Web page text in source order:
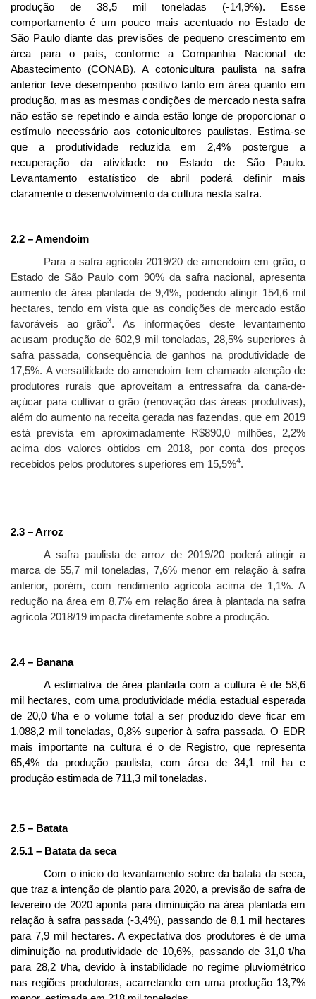
produção de 38,5 mil toneladas (-14,9%). Esse
comportamento é um pouco mais acentuado no Estado de
São Paulo diante das previsões de pequeno crescimento em
área para o país, conforme a Companhia Nacional de
Abastecimento (CONAB). A cotonicultura paulista na safra
anterior teve desempenho positivo tanto em área quanto em
produção, mas as mesmas condições de mercado nesta safra
não estão se repetindo e ainda estão longe de proporcionar o
estímulo necessário aos cotonicultores paulistas. Estima-se
quea produtividade reduzida em 2,4% postergue a
recuperação da atividade no Estado de São Paulo.
Levantamento estatístico de abril poderá definir mais
claramente o desenvolvimento da cultura nesta safra.
2.2 – Amendoim
Para a safra agrícola 2019/20 de amendoim em grão, o
Estado de São Paulo com 90% da safra nacional, apresenta
aumento de área plantada de 9,4%, podendo atingir 154,6 mil
hectares, tendo em vista que as condições de mercado estão
favoráveis ao grão3. As informações deste levantamento
acusam produção de 602,9 mil toneladas, 28,5% superiores à
safra passada, consequência de ganhos na produtividade de
17,5%. A versatilidade do amendoim tem chamado atenção de
produtores rurais que aproveitam a entressafra da cana-de-
açúcar para cultivar o grão (renovação das áreas produtivas),
além do aumento na receita gerada nas fazendas, que em 2019
está prevista em aproximadamente R$890,0 milhões, 2,2%
acima dos valores obtidos em 2018, por conta dos preços
recebidos pelos produtores superiores em 15,5%4.
2.3 – Arroz
A safra paulista de arroz de 2019/20 poderá atingir a
marca de 55,7 mil toneladas, 7,6% menor em relação à safra
anterior, porém, com rendimento agrícola acima de 1,1%. A
redução na área em 8,7% em relação área à plantada na safra
agrícola 2018/19 impacta diretamente sobre a produção.
2.4 – Banana
A estimativa de área plantada com a cultura é de 58,6
mil hectares, com uma produtividade média estadual esperada
de 20,0 t/ha e o volume total a ser produzido deve ficar em
1.088,2 mil toneladas, 0,8% superior à safra passada. O EDR
mais importante na cultura é o de Registro, que representa
65,4% da produção paulista, com área de 34,1 mil ha e
produção estimada de 711,3 mil toneladas.
2.5 – Batata
2.5.1 – Batata da seca
Com o início do levantamento sobre da batata da seca,
que traz a intenção de plantio para 2020, a previsão de safra de
fevereiro de 2020aponta para diminuição na área plantada em
relação à safra passada (-3,4%), passando de 8,1 mil hectares
para 7,9 mil hectares. A expectativa dos produtores é de uma
diminuição na produtividade de 10,6%, passando de 31,0 t/ha
para 28,2 t/ha, devido à instabilidade no regime pluviométrico
nas regiões produtoras, acarretando em uma produção 13,7%